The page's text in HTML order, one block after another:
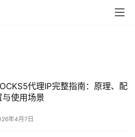
代理IP完整指南：原理、配
与使用场景
年4月7日